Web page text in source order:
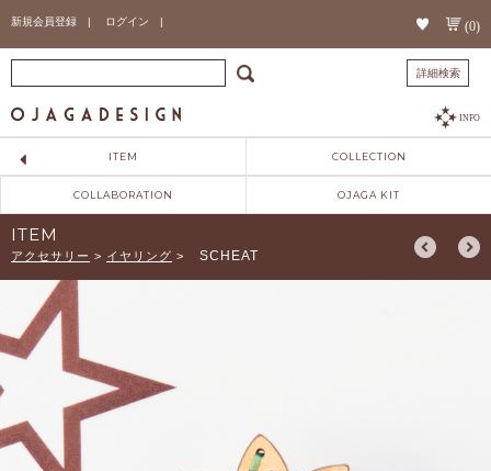
新規会員登録 | ログイン | (0)
詳細検索
INFO
ITEM COLLECTION
COLLABORATION OJAGA KIT
ITEM
アクセサリー > イヤリング > SCHEAT